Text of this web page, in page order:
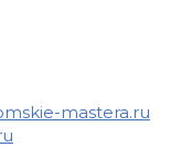
mastera.ru